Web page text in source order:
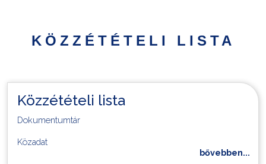
Települési
Turistáknak
KÖZZÉTÉTELI LISTA
Közzétételi lista
Dokumentumtár
Közadat
bővebben...